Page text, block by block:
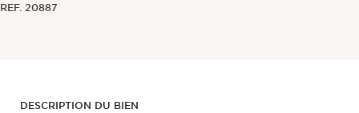
REF. 20887
DESCRIPTION DU BIEN